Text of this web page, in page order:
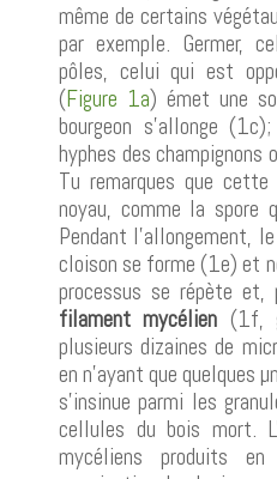
même de certains
par exemple. Germer,
pôles, celui qui est
(Figure 1a) émet une
bourgeon s'allonge
hyphes des champignons
Tu remarques que
noyau, comme la spore
Pendant l'allongement,
cloison se forme (1e) et
processus se répète
filament mycélien (1f,
plusieurs dizaines de
en n'ayant que quelques
s'insinue parmi les
cellules du bois mort.
mycéliens produits